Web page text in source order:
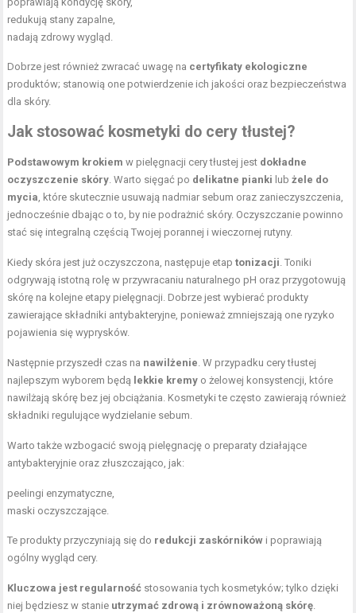
redukują stany zapalne,
nadają zdrowy wygląd.
Dobrze jest również zwracać uwagę na certyfikaty ekologiczne
produktów; stanowią one potwierdzenie ich jakości oraz bezpieczeństwa
dla skóry.
Jak stosować kosmetyki do cery tłustej?
Podstawowym krokiem w pielęgnacji cery tłustej jest dokładne
oczyszczenie skóry. Warto sięgać po delikatne pianki lubżele do
mycia, które skutecznie usuwają nadmiar sebum oraz zanieczyszczenia,
jednocześnie dbając o to, by nie podrażnić skóry. Oczyszczanie powinno
stać się integralną częścią Twojej porannej i wieczornej rutyny.
Kiedy skóra jest już oczyszczona, następuje etaptonizacji. Toniki
odgrywają istotną rolę w przywracaniu naturalnego pH oraz przygotowują
skórę na kolejne etapy pielęgnacji. Dobrze jest wybierać produkty
zawierające składniki antybakteryjne, ponieważ zmniejszają one ryzyko
pojawienia się wyprysków.
Następnie przyszedł czas na nawilżenie. W przypadku cery tłustej
najlepszym wyborem będą lekkie kremy o żelowej konsystencji, które
nawilżają skórę bez jej obciążania. Kosmetyki te często zawierają również
składniki regulujące wydzielanie sebum.
Warto także wzbogacić swoją pielęgnację o preparaty działające
antybakteryjnie oraz złuszczająco, jak:
peelingi enzymatyczne,
maski oczyszczające.
Te produkty przyczyniają się do redukcji zaskórników i poprawiają
ogólny wygląd cery.
Kluczowa jest regularność stosowania tych kosmetyków; tylko dzięki
niej będziesz w stanie utrzymać zdrową i zrównoważoną skórę.